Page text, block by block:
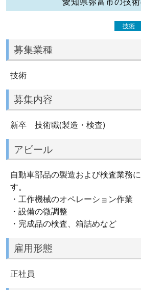
技術
募集業種
技術
募集内容
新卒 技術職(製造・検査)
アピール
自動車部品の製造および検査業務
す。
・工作機械のオペレーション作業
・設備の微調整
・完成品の検査、箱詰めなど
雇用形態
正社員